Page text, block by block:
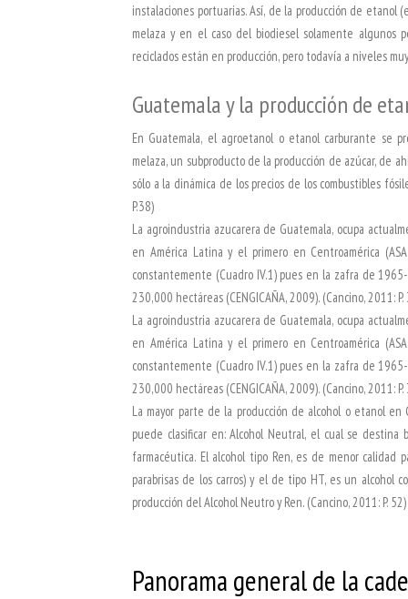
instalaciones portuarias. Así, de la producción de
melaza y en el caso del biodiesel solamente algunos
reciclados están en producción, pero todavía a niveles
Guatemala y la producción de
En Guatemala, el agroetanol o etanol carburante se
melaza, un subproducto de la producción de azúcar, de
sólo a la dinámica de los precios de los combustibles
P.38)
La agroindustria azucarera de Guatemala, ocupa
en América Latina y el primero en Centroamérica
constantemente (Cuadro IV.1) pues en la zafra de
230,000 hectáreas (CENGICAÑA, 2009). (Cancino, 2011: P.
La agroindustria azucarera de Guatemala, ocupa
en América Latina y el primero en Centroamérica
constantemente (Cuadro IV.1) pues en la zafra de
230,000 hectáreas (CENGICAÑA, 2009). (Cancino, 2011: P.
La mayor parte de la producción de alcohol o etanol
puede clasificar en: Alcohol Neutral, el cual se destina
farmacéutica. El alcohol tipo Ren, es de menor calidad
parabrisas de los carros) y el de tipo HT, es un alcohol
producción del Alcohol Neutro y Ren. (Cancino, 2011: P. 52)
Panorama general de la